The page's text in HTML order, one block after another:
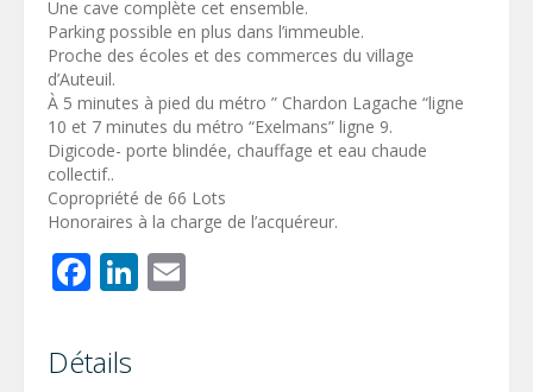
Une cave complète cet ensemble.
Parking possible en plus dans l’immeuble.
Proche des écoles et des commerces du village
d’Auteuil.
À 5 minutes à pied du métro ” Chardon Lagache “ligne
10 et 7 minutes du métro “Exelmans” ligne 9.
Digicode- porte blindée, chauffage et eau chaude
collectif..
Copropriété de 66 Lots
Honoraires à la charge de l’acquéreur.
Facebook
LinkedIn
Détails